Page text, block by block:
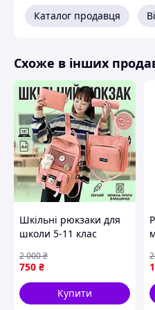
Каталог продавця
Схоже в інших
Шкільні рюкзаки для
школи 5-11 клас
рюкзак 4 в 1 дівчинки
підлітка 5 класу
рожевий BAG
750 ₴
2 000₴
Купити